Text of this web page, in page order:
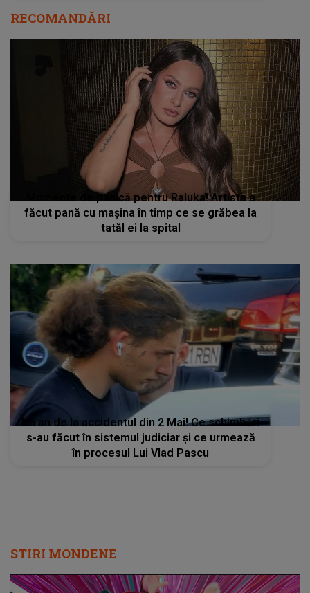
RECOMANDĂRI
Momente de panică pentru Raluka! Artista a
făcut pană cu mașina în timp ce se grăbea la
tatăl ei la spital
Un an de la accidentul din 2 Mai! Ce schimbări
s-au făcut în sistemul judiciar și ce urmează
în procesul Lui Vlad Pascu
STIRI MONDENE